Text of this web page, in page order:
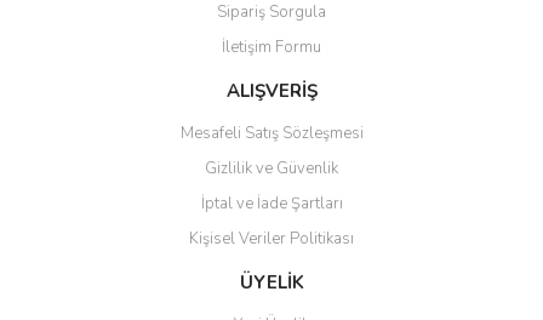
Sipariş Sorgula
İletişim Formu
ALIŞVERİŞ
Mesafeli Satış Sözleşmesi
Gizlilik ve Güvenlik
İptal ve İade Şartları
Kişisel Veriler Politikası
ÜYELİK